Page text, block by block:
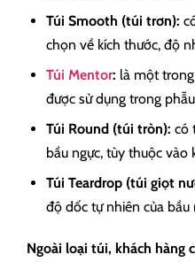
Túi Smooth (túi trơn):
chọn về kích thước, độ
Túi Mentor: là một
được sử dụng trong
Túi Round (túi tròn): có
bầu ngực, tùy thuộc vào
Túi Teardrop (túi giọt
độ dốc tự nhiên của bầu
Ngoài loại túi, khách hàng